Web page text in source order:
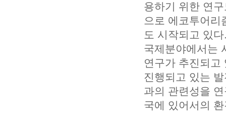
용하기 위한 연
으로 에코투어
도 시작되고 있다
국제분야에서는
연구가 추진되고
진행되고 있는
과의 관련성을
국에 있어서의